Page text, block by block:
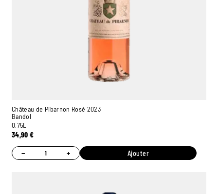
Château de Pibarnon Rosé 2023
Bandol
0,75L
34,90€
− + Ajouter